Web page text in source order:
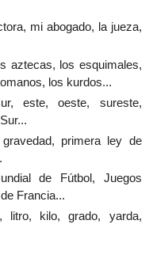
mi abogado, la jueza,
aztecas, los esquimales,
los kurdos...
este, oeste, sureste,
primera ley de
de Fútbol, Juegos
Francia...
litro, kilo, grado, yarda,